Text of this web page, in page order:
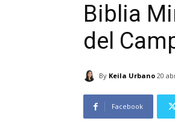
Biblia
del
By Keila Urbano 20
Facebook